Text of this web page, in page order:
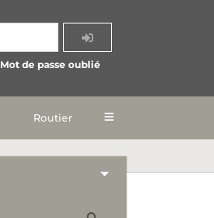
Mot de passe oublié
Routier